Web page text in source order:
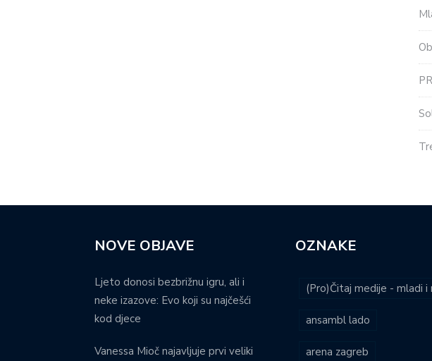
NOVE OBJAVE
Ljeto donosi bezbrižnu igru, ali i
neke izazove: Evo koji su najčešći
kod djece
Vanessa Mioč najavljuje prvi veliki
OZNAKE
(Pro)Čitaj medije - mladi i
ansambl lado
arena zagreb